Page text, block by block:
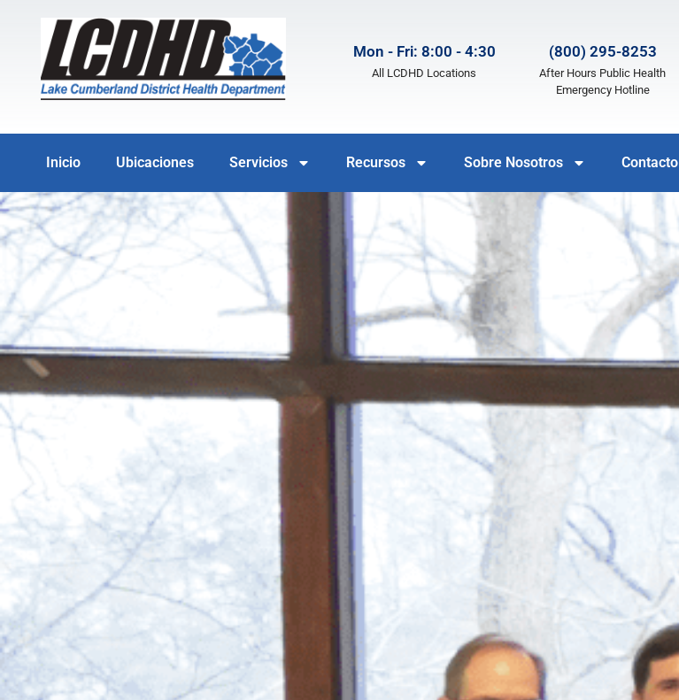
Mon - Fri: 8:00 - 4:30
All LCDHD Locations
(800) 295-8253
After Hours Public Health
Emergency Hotline
Inicio Ubicaciones Servicios Recursos Sobre Nosotros Contacto